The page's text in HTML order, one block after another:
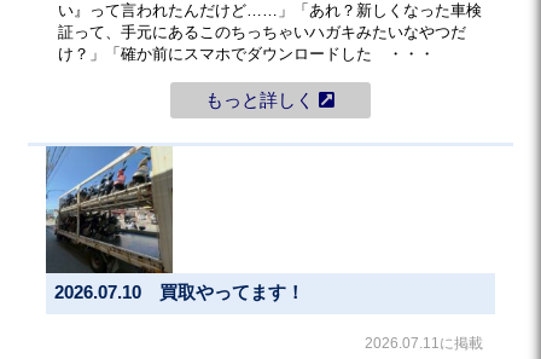
い』って言われたんだけど……」「あれ？新しくなった車検
証って、手元にあるこのちっちゃいハガキみたいなやつだ
け？」「確か前にスマホでダウンロードした ・・・
もっと詳しく
2026.07.10 買取やってます！
2026.07.11に掲載